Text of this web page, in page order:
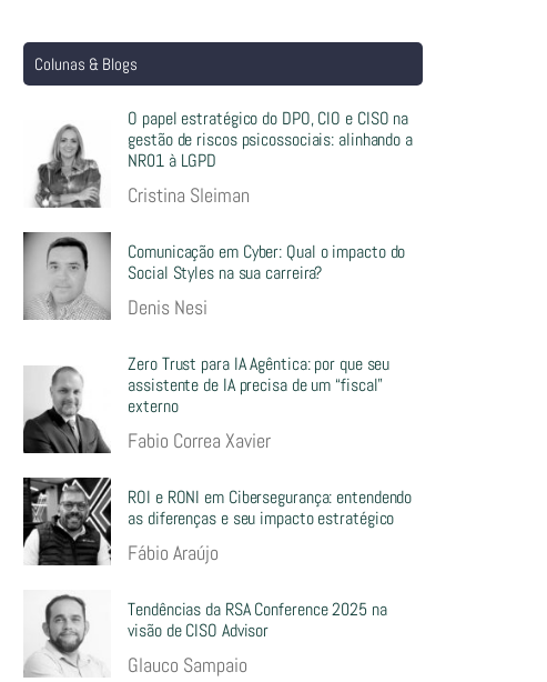
Colunas & Blogs
O papel estratégico do DPO, CIO e CISO na
gestão de riscos psicossociais: alinhando a
NR01 à LGPD
Cristina Sleiman
Comunicação em Cyber: Qual o impacto do
Social Styles na sua carreira?
Denis Nesi
Zero Trust para IA Agêntica: por que seu
assistente de IA precisa de um “fiscal”
externo
Fabio Correa Xavier
ROI e RONI em Cibersegurança: entendendo
as diferenças e seu impacto estratégico
Fábio Araújo
Tendências da RSA Conference 2025 na
visão de CISO Advisor
Glauco Sampaio